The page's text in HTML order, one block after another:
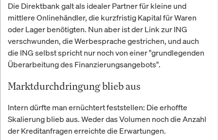
Die Direktbank galt als idealer Partner für kleine und
mittlere Onlinehändler, die kurzfristig Kapital für Waren
oder Lager benötigten. Nun aber ist der Link zur ING
verschwunden, die Werbesprache gestrichen, und auch
die ING selbst spricht nur noch von einer "grundlegenden
Überarbeitung des Finanzierungsangebots".
Marktdurchdringung blieb aus
Intern dürfte man ernüchtert feststellen: Die erhoffte
Skalierung blieb aus. Weder das Volumen noch die Anzahl
der Kreditanfragen erreichte die Erwartungen.